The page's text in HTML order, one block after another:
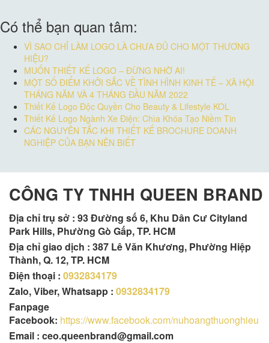
Có thể bạn quan tâm:
VÌ SAO CHỈ LÀM LOGO LÀ CHƯA ĐỦ CHO MỘT THƯƠNG
HIỆU?
MUỐN THIẾT KẾ LOGO – ĐỪNG NHỜ AI!
MỘT SỐ ĐIỂM KHỞI SẮC VỀ TÌNH HÌNH KINH TẾ – XÃ HỘI
THÁNG NĂM VÀ 4 THÁNG ĐẦU NĂM 2022
Thiết Kế Logo Độc Quyền Cho Beauty & Lifestyle KOL
Thiết Kế Logo Ngành Xe Điện: Chìa Khóa Tạo Niềm Tin
CÁC NGUYÊN TẮC KHI THIẾT KẾ BROCHURE DOANH
NGHIỆP CỦA BẠN NÊN BIẾT
CÔNG TY TNHH QUEEN BRAND
Địa chỉ trụ sở : 93 Đường số 6, Khu Dân Cư Cityland
Park Hills, Phường Gò Gấp, TP. HCM
Địa chỉ giao dịch : 387 Lê Văn Khương, Phường Hiệp
Thành, Q. 12, TP. HCM
Điện thoại : 0932834179
Zalo, Viber, Whatsapp : 0932834179
Fanpage
Facebook: https://www.facebook.com/nuhoangthuonghieu
Email : ceo.queenbrand@gmail.com